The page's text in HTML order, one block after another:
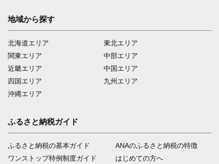
地域から探す
北海道エリア
関東エリア
近畿エリア
四国エリア
沖縄エリア
東北エリア
中部エリア
中国エリア
九州エリア
ふるさと納税ガイド
ふるさと納税の基本ガイド
ワンストップ特例制度ガイド
ANAのふるさと納税の特徴
はじめての方へ